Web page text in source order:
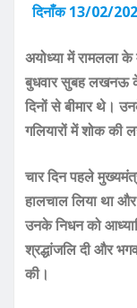
दिनाँक 13/02/
अयोध्या में रामलला
बुधवार सुबह लखनऊ
दिनों से बीमार थे।
गलियारों में शोक की
चार दिन पहले
हालचाल लिया था
उनके निधन को
श्रद्धांजलि दी और
की।